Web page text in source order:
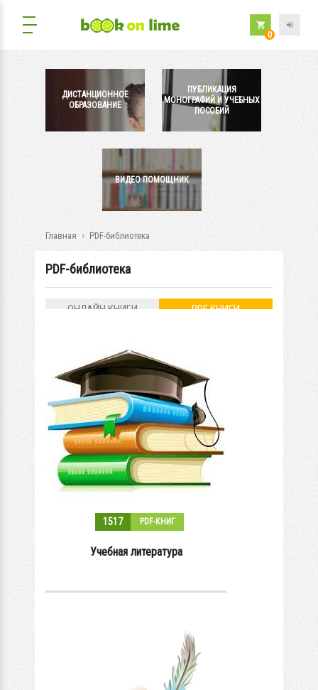
0
ДИСТАНЦИОННОЕ
ОБРАЗОВАНИЕ
ПУБЛИКАЦИЯ
МОНОГРАФИЙ И УЧЕБНЫХ
ПОСОБИЙ
ВИДЕО ПОМОЩНИК
Главная PDF-библиотека
PDF-библиотека
ОНЛАЙН КНИГИ PDF КНИГИ
1517 PDF-КНИГ
Учебная литература